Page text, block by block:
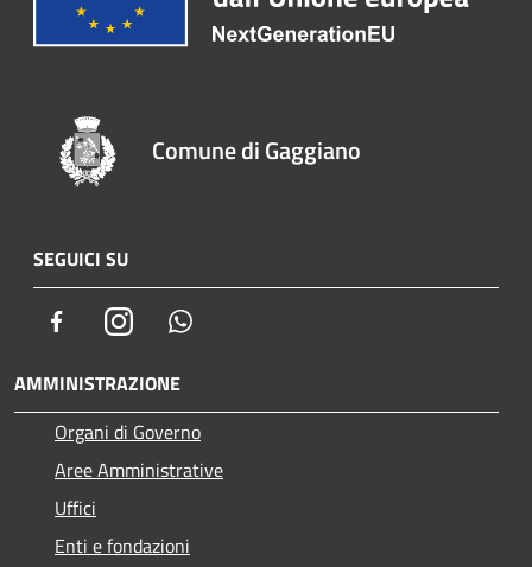
Comune di Gaggiano
SEGUICI SU
FacebookInstagram
AMMINISTRAZIONE
Organi di Governo
Aree Amministrative
Uffici
Enti e fondazioni